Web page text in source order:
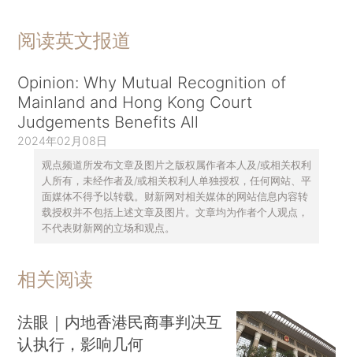
阅读英文报道
Opinion: Why Mutual Recognition of
Mainland and Hong Kong Court
Judgements Benefits All
2024年02月08日
观点频道所发布文章及图片之版权属作者本人及/或相关权利
人所有，未经作者及/或相关权利人单独授权，任何网站、平
面媒体不得予以转载。财新网对相关媒体的网站信息内容转
载授权并不包括上述文章及图片。文章均为作者个人观点，
不代表财新网的立场和观点。
相关阅读
法眼｜内地香港民商事判决互
认执行，影响几何